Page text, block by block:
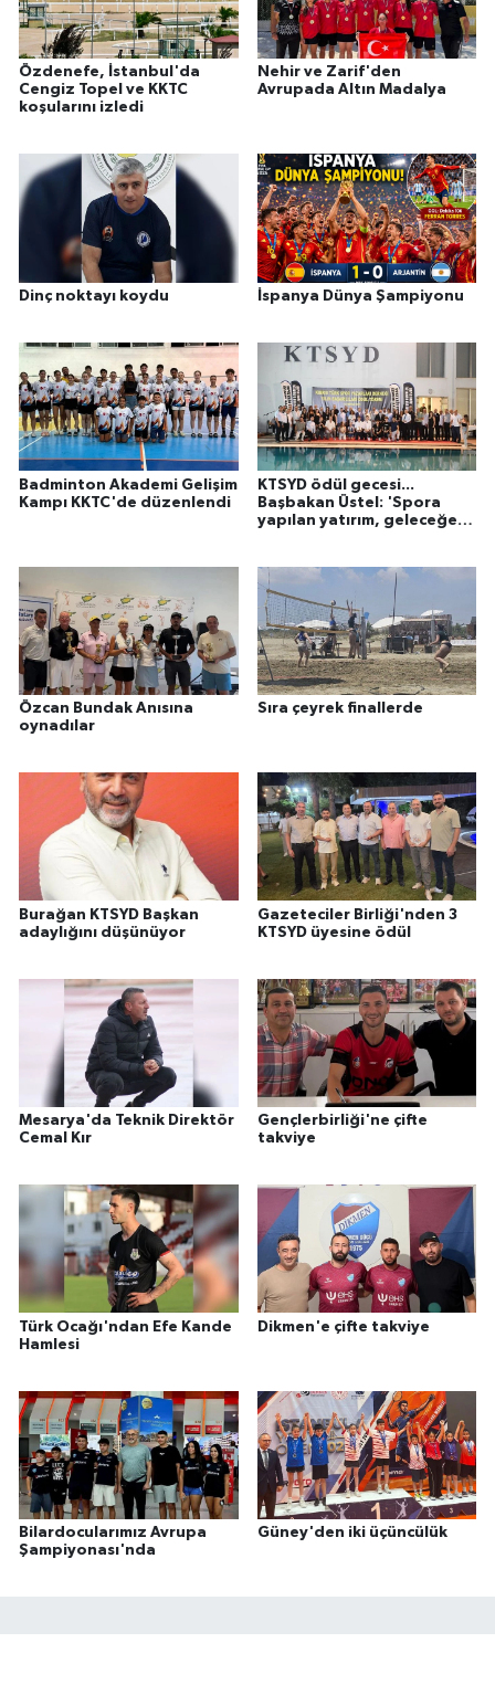
Özdenefe, İstanbul'da
Cengiz Topel ve KKTC
koşularını izledi
Nehir ve Zarif'den
Avrupada Altın Madalya
Dinç noktayı koydu İspanya Dünya Şampiyonu
Badminton Akademi Gelişim
Kampı KKTC'de düzenlendi
KTSYD ödül gecesi...
Başbakan Üstel: 'Spora
yapılan yatırım, geleceğe,
Özcan Bundak Anısına
oynadılar
Sıra çeyrek finallerde
Burağan KTSYD Başkan
adaylığını düşünüyor
Gazeteciler Birliği'nden 3
KTSYD üyesine ödül
Mesarya'da Teknik Direktör
Cemal Kır
Gençlerbirliği'ne çifte
takviye
Türk Ocağı'ndan Efe Kande
Hamlesi
Dikmen'e çifte takviye
Bilardocularımız Avrupa
Şampiyonası'nda
Güney'den iki üçüncülük